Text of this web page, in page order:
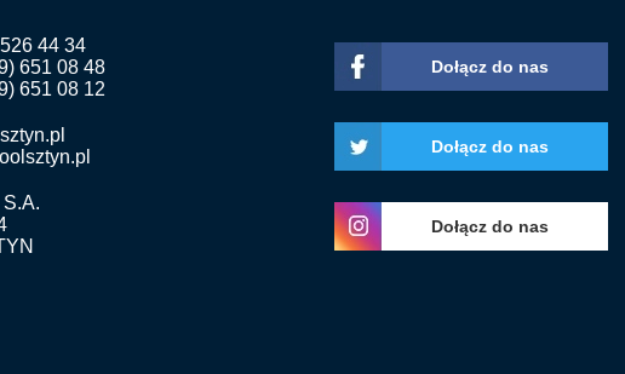
44 34
651 08 48
651 08 12
Dołącz do nas
Dołącz do nas
Dołącz do nas